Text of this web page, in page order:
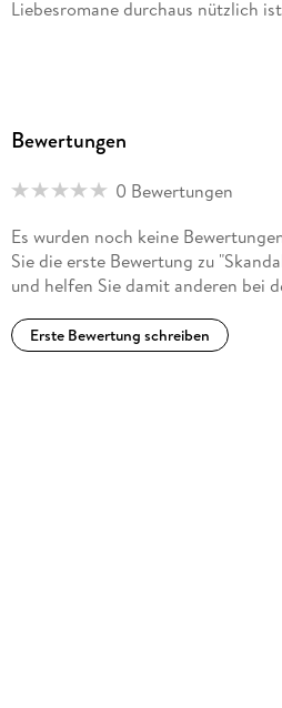
Liebesromane durchaus nützlich
Bewertungen
0 Bewertungen
Es wurden noch keine
Sie die erste Bewertung zu
und helfen Sie damit anderen bei
Erste Bewertung schreiben